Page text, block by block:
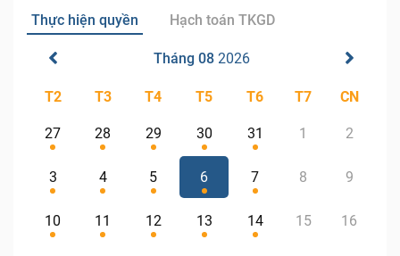
Thực hiện quyền Hạch toán TKGD
Tháng 08 2026
T2 T3 T4 T5 T6 T7 CN
27 28 29 30 31 1 2
3 4 5 6 7 8 9
10 11 12 13 14 15 16